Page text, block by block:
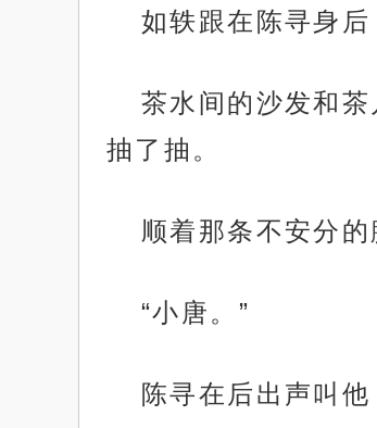
如轶跟在陈寻身后
茶水间的沙发和
抽了抽。
顺着那条不安分
“小唐。”
陈寻在后出声叫